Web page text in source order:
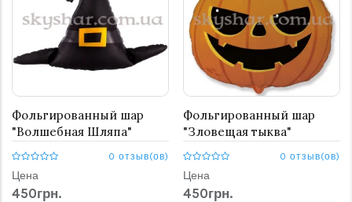
Фольгированный шар
"Волшебная Шляпа"
0 отзыв(ов)
Цена
450грн.
Фольгированный шар
"Зловещая тыква"
0 отзыв(ов)
Цена
450грн.